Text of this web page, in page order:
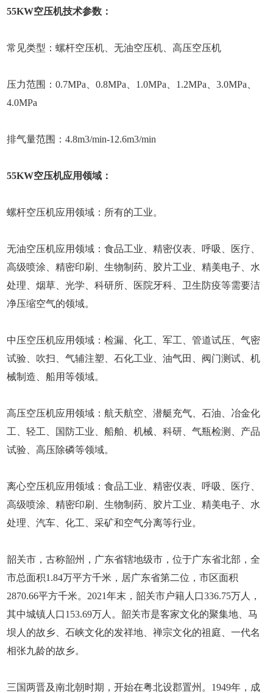
55KW空压机技术参数：
常见类型：螺杆空压机、无油空压机、高压空压机
压力范围：0.7MPa、0.8MPa、1.0MPa、1.2MPa、3.0MPa、
4.0MPa
排气量范围：4.8m3/min-12.6m3/min
55KW空压机应用领域：
螺杆空压机应用领域：所有的工业。
无油空压机应用领域：食品工业、精密仪表、呼吸、医疗、
高级喷涂、精密印刷、生物制药、胶片工业、精美电子、水
处理、烟草、光学、科研所、医院牙科、卫生防疫等需要洁
净压缩空气的领域。
中压空压机应用领域：检漏、化工、军工、管道试压、气密
试验、吹扫、气辅注塑、石化工业、油气田、阀门测试、机
械制造、船用等领域。
高压空压机应用领域：航天航空、潜艇充气、石油、冶金化
工、轻工、国防工业、船舶、机械、科研、气瓶检测、产品
试验、高压除磷等领域。
离心空压机应用领域：食品工业、精密仪表、呼吸、医疗、
高级喷涂、精密印刷、生物制药、胶片工业、精美电子、水
处理、汽车、化工、采矿和空气分离等行业。
韶关市，古称韶州，广东省辖地级市，位于广东省北部，全
市总面积1.84万平方千米，居广东省第二位，市区面积
2870.66平方千米。2021年末，韶关市户籍人口336.75万人，
其中城镇人口153.69万人。韶关市是客家文化的聚集地、马
坝人的故乡、石峡文化的发祥地、禅宗文化的祖庭、一代名
相张九龄的故乡。
三国两晋及南北朝时期，开始在粤北设郡置州。1949年，成